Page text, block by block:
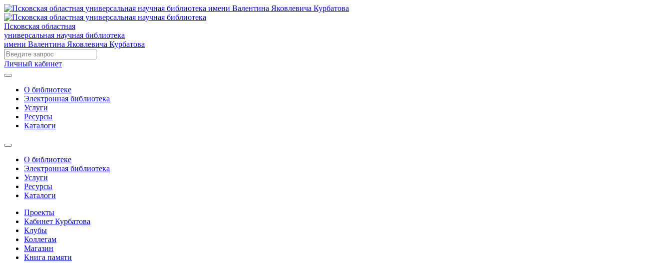
Псковская областная
универсальная научная библиотека
имени Валентина Яковлевича Курбатова
Личный кабинет
О библиотеке
Электронная библиотека
Услуги
Ресурсы
Каталоги
О библиотеке
Электронная библиотека
Услуги
Ресурсы
Каталоги
Проекты
Кабинет Курбатова
Клубы
Коллегам
Магазин
Книга памяти